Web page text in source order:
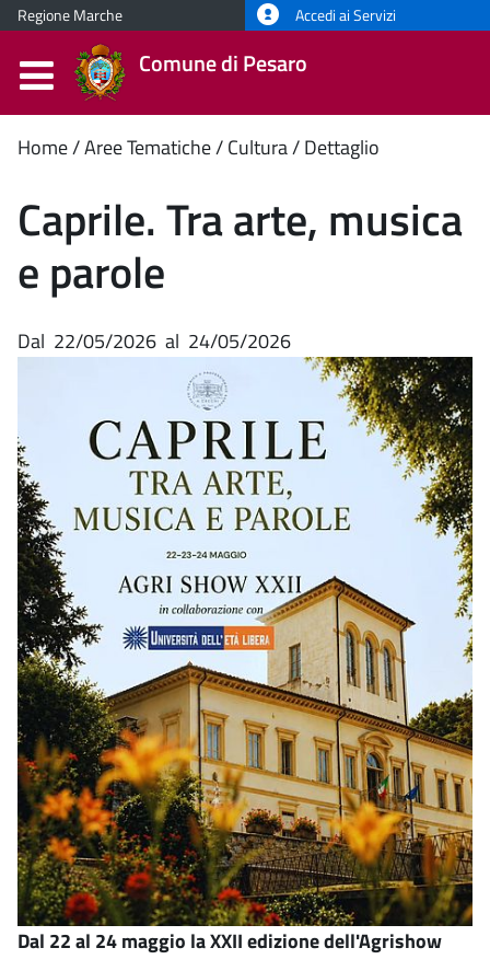
Regione Marche Accedi ai Servizi
Comune di Pesaro
Contenuto
principale
Home Aree Tematiche Cultura Dettaglio
Caprile. Tra arte, musica
e parole
Dal 22/05/2026 al 24/05/2026
Dal 22 al 24 maggio la XXII edizione dell'Agrishow